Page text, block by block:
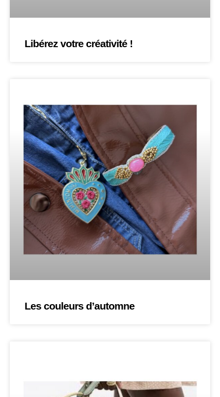
Libérez votre créativité !
Les couleurs d’automne